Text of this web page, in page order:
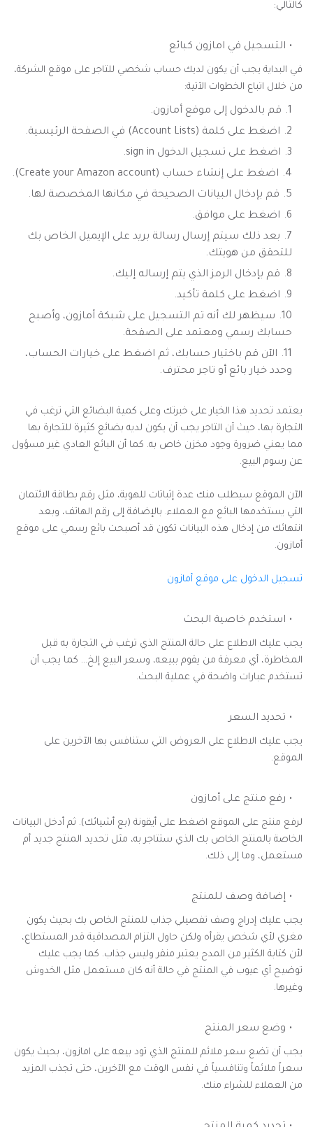
كالتالي:
التسجيل في امازون كبائع
في البداية يجب أن يكون لديك حساب شخصي للتاجر على موقع الشركة،
من خلال اتباع الخطوات الآتية:
قم بالدخول إلى موقع أمازون.
اضغط على كلمة (Account Lists) في الصفحة الرئيسية.
اضغط على تسجيل الدخول sign in.
اضغط على إنشاء حساب (Create your Amazon account).
قم بإدخال البيانات الصحيحة في مكانها المخصصة لها.
اضغط على موافق.
بعد ذلك سيتم إرسال رسالة بريد على الإيميل الخاص بك
للتحقق من هويتك.
قم بإدخال الرمز الذي يتم إرساله إليك.
اضغط على كلمة تأكيد.
سيظهر لك أنه تم التسجيل على شبكة أمازون، وأصبح
حسابك رسمي ومعتمد على الصفحة.
الآن قم باختيار حسابك، ثم اضغط على خيارات الحساب،
وحدد خيار بائع أو تاجر محترف.
يعتمد تحديد هذا الخيار على خبرتك وعلى كمية البضائع التي ترغب في
التجارة بها، حيث أن التاجر يجب أن يكون لديه بضائع كثيرة للتجارة بها
مما يعني ضرورة وجود مخزن خاص به. كما أن البائع العادي غير مسؤول
عن رسوم البيع.
الآن الموقع سيطلب منك عدة إثباتات للهوية، مثل رقم بطاقة الائتمان
التي يستخدمها البائع مع العملاء. بالإضافة إلى رقم الهاتف، وبعد
انتهائك من إدخال هذه البيانات تكون قد أصبحت بائع رسمي على موقع
أمازون.
تسجيل الدخول على موقع أمازون
استخدم خاصية البحث
يجب عليك الاطلاع على حالة المنتج الذي ترغب في التجارة به قبل
المخاطرة، أي معرفة من يقوم ببيعه، وسعر البيع إلخ... كما يجب أن
تستخدم عبارات واضحة في عملية البحث.
تحديد السعر
يجب عليك الاطلاع على العروض التي ستنافس بها الآخرين على
الموقع.
رفع منتج على أمازون
لرفع منتج على الموقع اضغط على أيقونة (بع أشيائك). ثم أدخل البيانات
الخاصة بالمنتج الخاص بك الذي ستتاجر به، مثل تحديد المنتج جديد أم
مستعمل، وما إلى ذلك.
إضافة وصف للمنتج
يجب عليك إدراج وصف تفصيلي جذاب للمنتج الخاص بك بحيث يكون
مغري لأي شخص يقرأه ولكن حاول التزام المصداقية قدر المستطاع،
لأن كتابة الكثير من المدح يعتبر منفر وليس جذاب. كما يجب عليك
توضيح أي عيوب في المنتج في حالة أنه كان مستعمل مثل الخدوش
وغيرها.
وضع سعر المنتج
يجب أن تضع سعر ملائم للمنتج الذي تود بيعه على امازون، بحيث يكون
سعراً ملائماً وتنافسياً في نفس الوقت مع الآخرين، حتى تجذب المزيد
من العملاء للشراء منك.